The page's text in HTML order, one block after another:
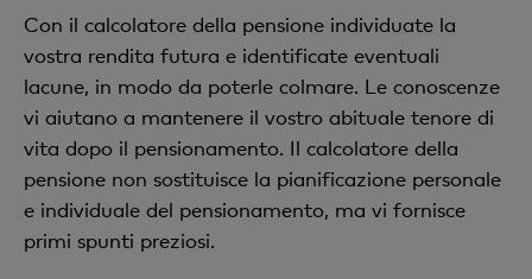
Con il calcolatore della pensione individuate la
vostra rendita futura e identificate eventuali
lacune, in modo da poterle colmare. Le conoscenze
vi aiutano a mantenere il vostro abituale tenore di
vita dopo il pensionamento. Il calcolatore della
pensione non sostituisce la pianificazione personale
e individuale del pensionamento, ma vi fornisce
primi spunti preziosi.